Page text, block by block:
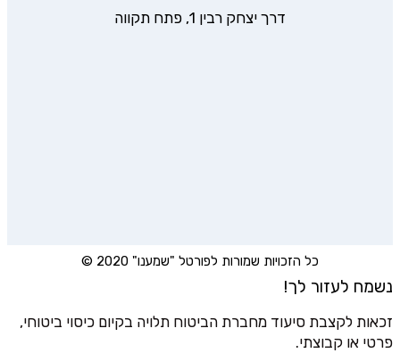
דרך יצחק רבין 1, פתח תקווה
כל הזכויות שמורות לפורטל "שמענו" 2020 ©
נשמח לעזור לך!
זכאות לקצבת סיעוד מחברת הביטוח תלויה בקיום כיסוי ביטוחי,
פרטי או קבוצתי.